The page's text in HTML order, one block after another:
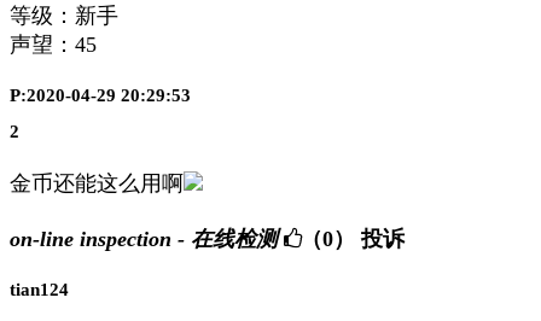
等级：新手
声望： 45
P:2020-04-29 20:29:53
2
金币还能这么用啊
on-line inspection - 在线检测 （0） 投诉
tian124